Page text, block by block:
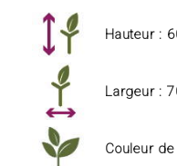
Hauteur :
Largeur :
Couleur